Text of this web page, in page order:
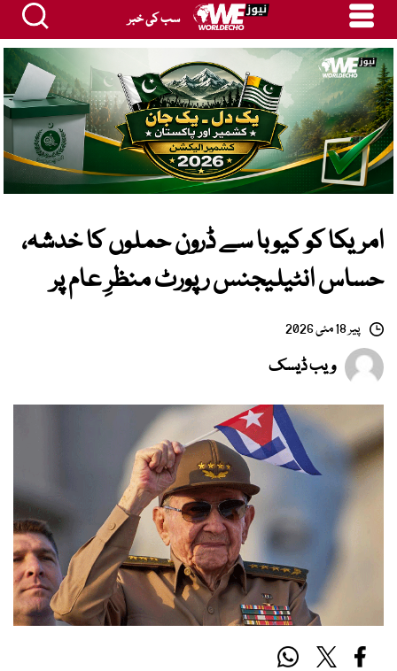
سب کی خبر
امریکا کو کیوبا سے ڈرون حملوں کا خدشہ،
حساس انٹیلیجنس رپورٹ منظرِ عام پر
پیر 18 مئی 2026
ویب ڈیسک